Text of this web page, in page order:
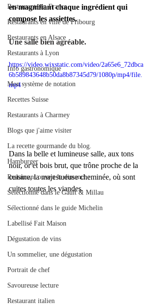
Restaurants en France
Restaurants en ville de Fribourg
Restaurants en Alsace
Restaurants à Lyon
Info gastronomique
Mon système de notation
Recettes Suisse
Restaurants à Charmey
Blogs que j'aime visiter
La recette gourmande du blog.
Hamburger
Restaurant ouvert le dimanche
Sélectionné dans le Gault & Millau
Sélectionné dans le guide Michelin
Labellisé Fait Maison
Dégustation de vins
Un sommelier, une dégustation
Portrait de chef
Savoureuse lecture
Restaurant italien
en magnifiant chaque ingrédient qui
compose les assiettes.
Une salle bien agréable.
https://video.wixstatic.com/video/2a65e6_72dbca
6b589843648b50da8b87345d79/1080p/mp4/file.
mp4
Dans la belle et lumineuse salle, aux tons
noir, or et bois brut, que trône proche de la
cuisine, la majestueuse cheminée, où sont
cuites toutes les viandes.